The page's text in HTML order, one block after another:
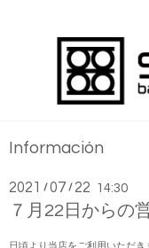
Información
2021 /07 / 22 14:30
７月22日からの
日頃より当店をご利用いただき